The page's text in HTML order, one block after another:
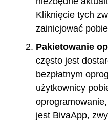
Kliknięcie tych
zainicjować
Pakietowanie
często jest
bezpłatnym
użytkownicy
jest BivaApp,